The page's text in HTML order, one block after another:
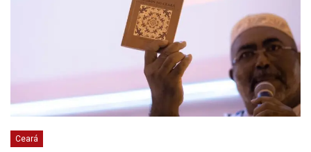
Ceará